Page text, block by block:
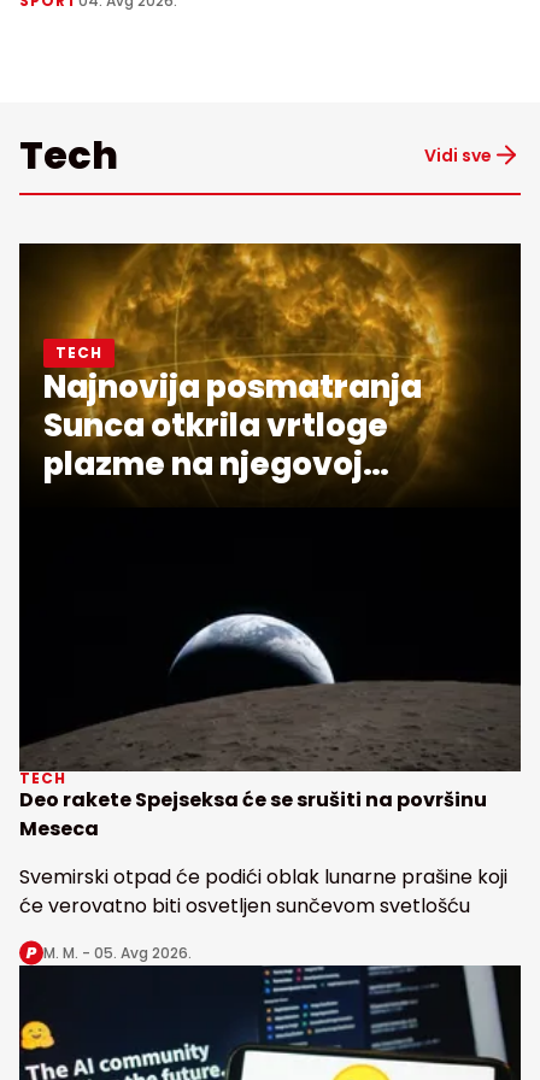
Tech Vidi sve
TECH
Najnovija posmatranja
Sunca otkrila vrtloge
plazme na njegovoj
površini
TECH
Deo rakete Spejseksa će se srušiti na površinu
Meseca
Svemirski otpad će podići oblak lunarne prašine koji
će verovatno biti osvetljen sunčevom svetlošću
M. M. - 05. Avg 2026.